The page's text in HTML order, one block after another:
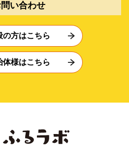
い合わせ
の方はこちら
体様はこちら